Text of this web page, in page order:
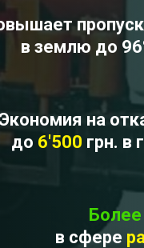
в землю до
на
до 6'500 грн. в
Более
в сфере